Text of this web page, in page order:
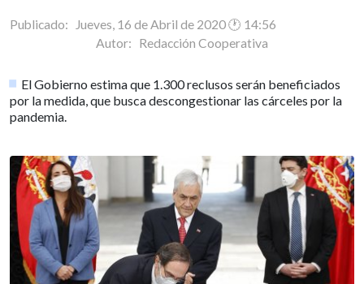
Publicado: Jueves, 16 de Abril de 2020 🕐 14:56
Autor: Redacción Cooperativa
El Gobierno estima que 1.300 reclusos serán beneficiados
por la medida, que busca descongestionar las cárceles por la
pandemia.